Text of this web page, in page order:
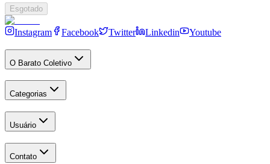
Esgotado
Instagram Facebook Twitter Linkedin Youtube
O Barato Coletivo
Categorias
Usuário
Contato